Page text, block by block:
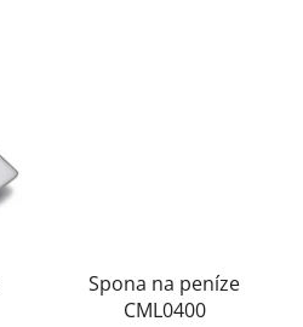
Spona na peníze
CML0400